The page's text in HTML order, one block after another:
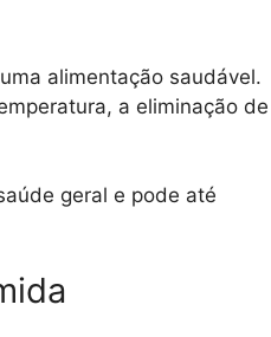
alimentação saudável.
a eliminação de
geral e pode até